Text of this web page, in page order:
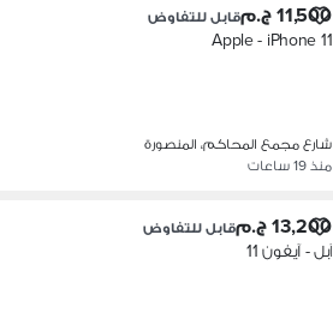
11,500 ج.م قابل للتفاوض
Apple - iPhone 11
شارع مجمع المحاكم، المنصورة
منذ 19 ساعات
13,200 ج.م قابل للتفاوض
آبل - آيفون 11